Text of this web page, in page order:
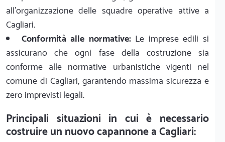
all'organizzazione delle squadre operative attive a
Cagliari.
Conformità alle normative:Le imprese edili si
assicurano che ogni fase della costruzione sia
conforme alle normative urbanistiche vigenti nel
comune di Cagliari, garantendo massima sicurezza e
zero imprevisti legali.
Principali situazioni in cui è necessario
costruire un nuovo capannone a Cagliari: